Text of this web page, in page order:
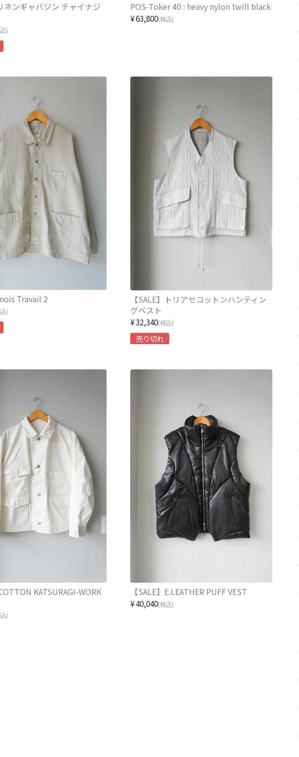
ネンギャバジン チャイナジ
)
POS-Toker 40 : heavy nylon twill black
¥63,800(税込)
Travail 2
)
【SALE】トリアセコットンハンティン
グベスト
¥32,340(税込)
売り切れ
KATSURAGI-WORK
)
【SALE】E.LEATHER PUFF VEST
¥40,040(税込)